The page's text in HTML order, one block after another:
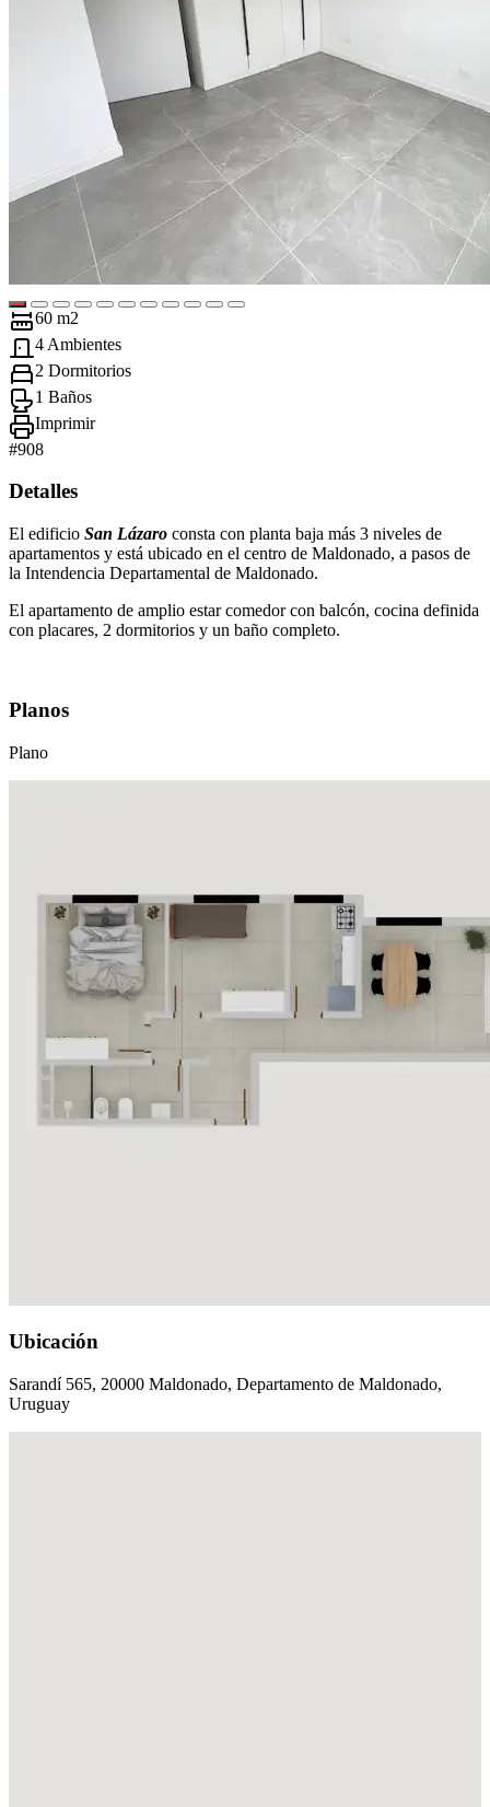
60 m2
4 Ambientes
2 Dormitorios
1 Baños
Imprimir
#908
Detalles
El edificio San Lázaro consta con planta baja más 3 niveles de
apartamentos y está ubicado en el centro de Maldonado, a pasos de
la Intendencia Departamental de Maldonado.
El apartamento de amplio estar comedor con balcón, cocina definida
con placares, 2 dormitorios y un baño completo.
Planos
Plano
Ubicación
Sarandí 565, 20000 Maldonado, Departamento de Maldonado,
Uruguay